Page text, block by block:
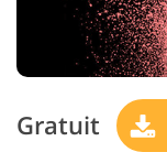
Gratuit